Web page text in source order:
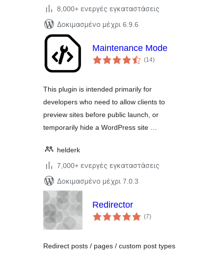
8,000+ ενεργές εγκαταστάσεις
Δοκιμασμένο μέχρι 6.9.6
Maintenance Mode
(14αξιολογήσεις
σύνολο
)
This plugin is intended primarily for
developers who need to allow clients to
preview sites before public launch, or
temporarily hide a WordPress site …
helderk
7,000+ ενεργές εγκαταστάσεις
Δοκιμασμένο μέχρι 7.0.3
Redirector
(7αξιολογήσεις
σύνολο
)
Redirect posts / pages / custom post types